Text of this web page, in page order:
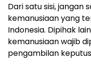
Dari satu sisi,
kemanusiaan yang
Indonesia. Dipihak
kemanusiaan wajib
pengambilan